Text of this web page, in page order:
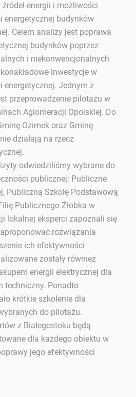
energii i możliwości
energetycznej budynków
Celem analizy jest poprawa
budynków poprzez
i niekonwencjonalnych
inwestycje w
energetycznej. Jednym z
przeprowadzenie pilotażu w
Aglomeracji Opolskiej. Do
Ozimek oraz Gminę
działają na rzecz
odwiedziliśmy wybrane do
publicznej: Publiczne
Publiczną Szkołę Podstawową
Publicznego Żłobka w
lokalnej eksperci zapoznali się
rozwiązania
ich efektywności
zostały również
energii elektrycznej dla
techniczny. Ponadto
krótkie szkolenie dla
do pilotażu.
z Białegostoku będą
dla każdego obiektu w
jego efektywności